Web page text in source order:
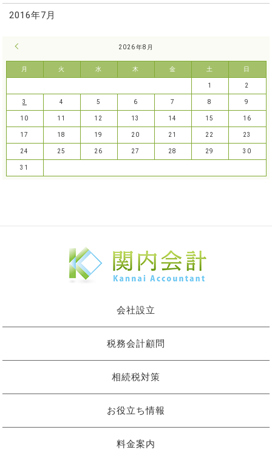
2016年7月
2026年8月
月 火 水 木 金 土 日
1 2
3 4 5 6 7 8 9
10 11 12 13 14 15 16
17 18 19 20 21 22 23
24 25 26 27 28 29 30
31
会社設立
税務会計顧問
相続税対策
お役立ち情報
料金案内